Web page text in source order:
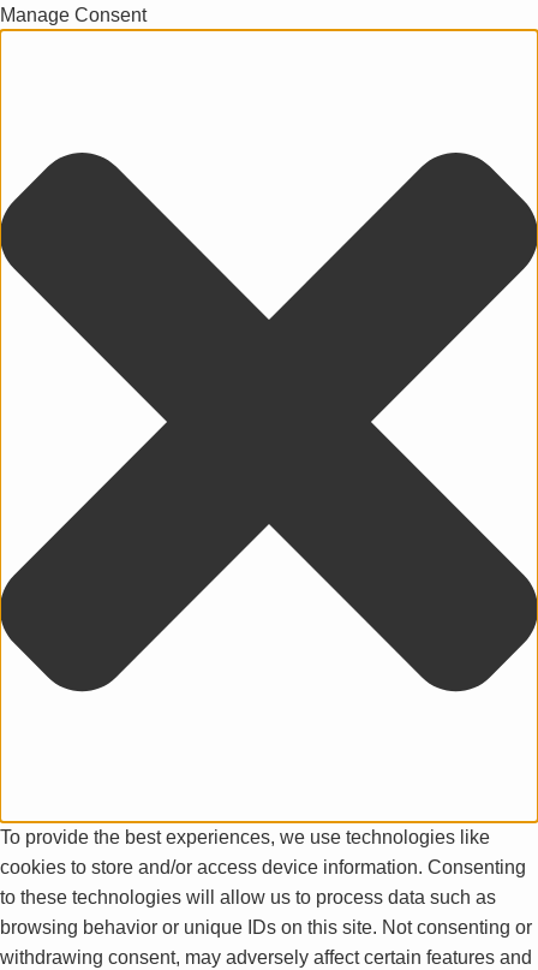
Manage Consent
To provide the best experiences, we use technologies like
cookies to store and/or access device information. Consenting
to these technologies will allow us to process data such as
browsing behavior or unique IDs on this site. Not consenting or
withdrawing consent, may adversely affect certain features and